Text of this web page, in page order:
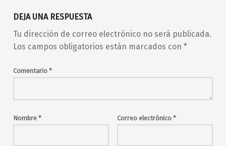
DEJA UNA RESPUESTA
Tu dirección de correo electrónico no será publicada.
Los campos obligatorios están marcados con *
Comentario *
Nombre * Correo electrónico *